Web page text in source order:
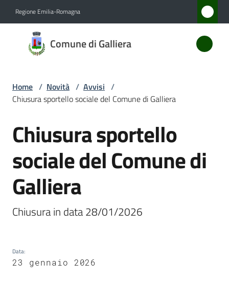
Regione Emilia-Romagna
Comune di Galliera
Comune
di
Novità
Servizi
Vivere
Galliera
Amministrazione
Home / Novità / Avvisi /
Chiusura sportello sociale del Comune di Galliera
Salta al contenuto
Chiusura sportello
sociale del Comune di
Galliera
Chiusura in data 28/01/2026
Data:
23 gennaio 2026